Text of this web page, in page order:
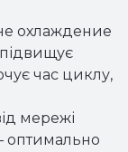
охлаждение
підвищує
час циклу,
мережі
оптимально